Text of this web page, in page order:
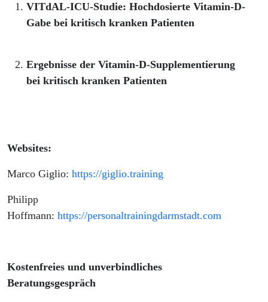
VITdAL-ICU-Studie: Hochdosierte Vitamin-D-
Gabe bei kritisch kranken Patienten
Ergebnisse der Vitamin-D-Supplementierung
bei kritisch kranken Patienten
Websites:
Marco Giglio: https://giglio.training
Philipp
Hoffmann: https://personaltrainingdarmstadt.com
Kostenfreies und unverbindliches
Beratungsgespräch